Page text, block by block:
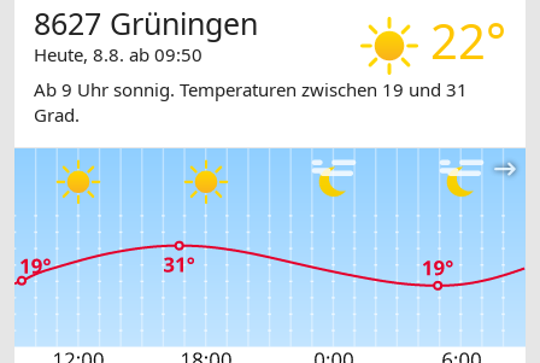
22°
8627 Grüningen
Heute, 8.8. ab 09:50
Ab 9 Uhr sonnig. Temperaturen zwischen 19 und 31
Grad.